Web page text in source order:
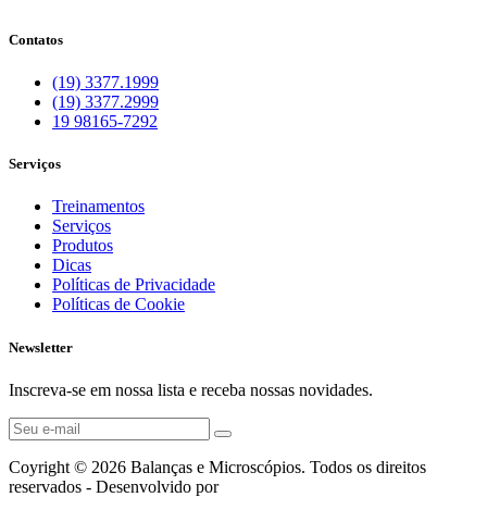
Contatos
(19) 3377.1999
(19) 3377.2999
19 98165-7292
Serviços
Treinamentos
Serviços
Produtos
Dicas
Políticas de Privacidade
Políticas de Cookie
Newsletter
Inscreva-se em nossa lista e receba nossas novidades.
Coyright © 2026 Balanças e Microscópios. Todos os direitos
reservados - Desenvolvido por